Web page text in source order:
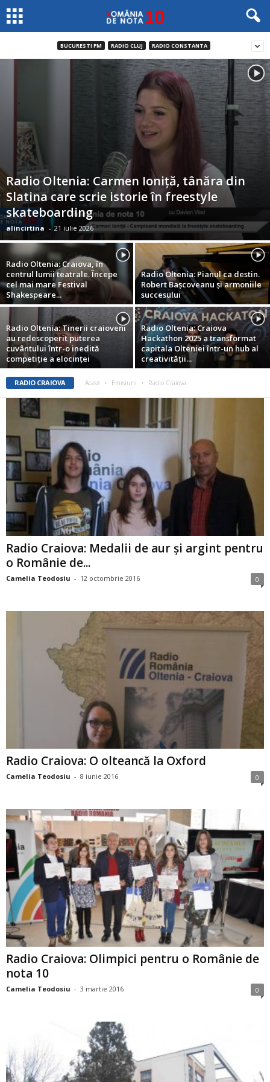
BUCURESTI FM RADIO CLUJ RADIO CONSTANTA
Radio Oltenia: Carmen Ioniță, tânăra din
Slatina care scrie istorie în freestyle
skateboarding
alincirtina - 21 iulie 2026
Radio Oltenia: Craiova, în
centrul lumii teatrale. Începe
cel mai mare Festival
Shakespeare...
Radio Oltenia: Pianul ca destin.
Robert Bașcoveanu și armoniile
succesului
Radio Oltenia: Tinerii craioveni
au redescoperit puterea
cuvântului într-o inedită
competiție a elocinței
Radio Oltenia: Craiova
Hackathon 2025 a transformat
capitala Olteniei într-un hub al
creativității...
RADIO CRAIOVA Acasă Emisiuni Radio Craiova
Radio Craiova: Medalii de aur şi argint pentru
o Românie de...
Camelia Teodosiu - 12 octombrie 2016 0
Radio Craiova: O olteancă la Oxford
Camelia Teodosiu - 8 iunie 2016 0
Radio Craiova: Olimpici pentru o Românie de
nota 10
Camelia Teodosiu - 3 martie 2016 0